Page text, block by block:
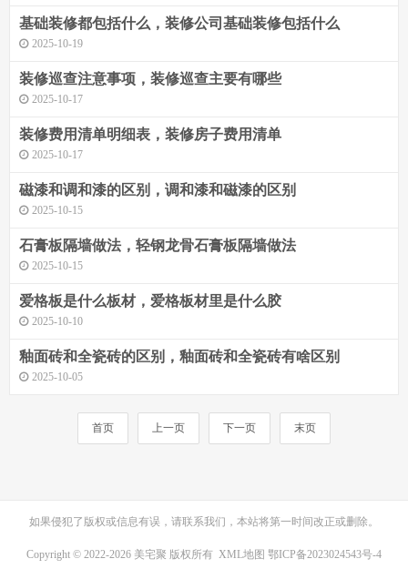
基础装修都包括什么，装修公司基础装修包括什么
2025-10-19
装修巡查注意事项，装修巡查主要有哪些
2025-10-17
装修费用清单明细表，装修房子费用清单
2025-10-17
磁漆和调和漆的区别，调和漆和磁漆的区别
2025-10-15
石膏板隔墙做法，轻钢龙骨石膏板隔墙做法
2025-10-15
爱格板是什么板材，爱格板材里是什么胶
2025-10-10
釉面砖和全瓷砖的区别，釉面砖和全瓷砖有啥区别
2025-10-05
首页 上一页 下一页 末页
如果侵犯了版权或信息有误，请联系我们，本站将第一时间改正或删除。
Copyright © 2022-2026 美宅聚 版权所有 XML地图 鄂ICP备2023024543号-4